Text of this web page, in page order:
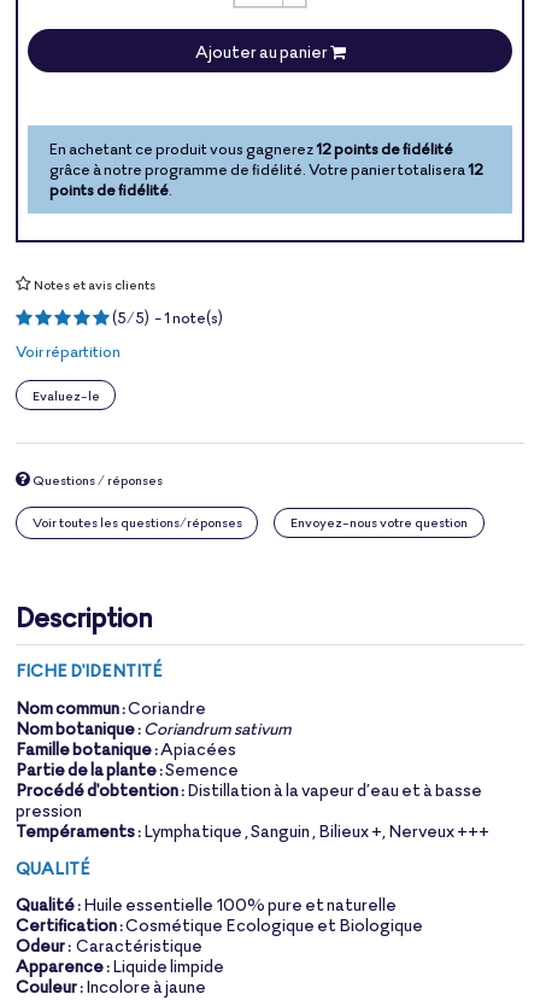
Ajouter au panier
En achetant ce produit vous gagnerez12 points de fidélité
grâce à notre programme de fidélité. Votre panier totalisera12
points de fidélité
Notes et avis clients
(5/5) -1note(s)
Voir répartition
Evaluez-le
Questions / réponses
Voir toutes les questions/réponses Envoyez-nous votre question
Description
FICHE D'IDENTITÉ
Nom commun :Coriandre
Nom botanique :Coriandrum sativum
Famille botanique :Apiacées
Partie de la plante :Semence
Procédé d'obtention :Distillation à la vapeur d’eau et à basse
pression
Tempéraments :Lymphatique , Sanguin , Bilieux +, Nerveux +++
QUALITÉ
Qualité :Huile essentielle 100% pure et naturelle
Certification :Cosmétique Ecologique et Biologique
Odeur :Caractéristique
Apparence :Liquide limpide
Couleur :Incolore à jaune